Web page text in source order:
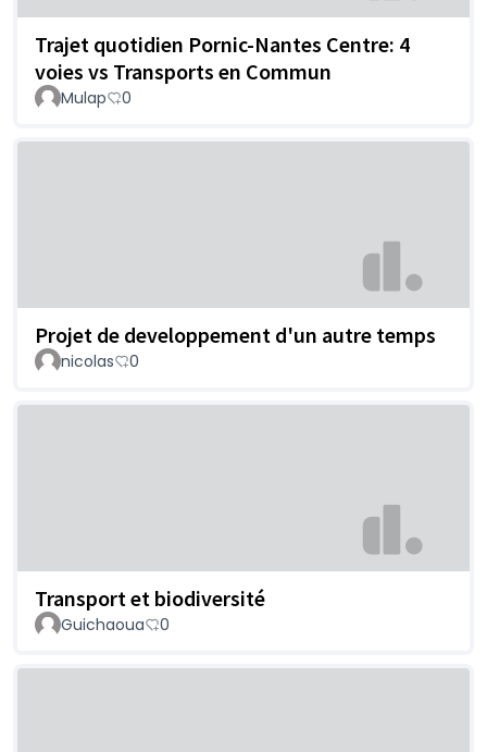
Trajet quotidien Pornic-Nantes Centre: 4
voies vs Transports en Commun
Mulap 0
Projet de developpement d'un autre temps
nicolas 0
Transport et biodiversité
Guichaoua 0